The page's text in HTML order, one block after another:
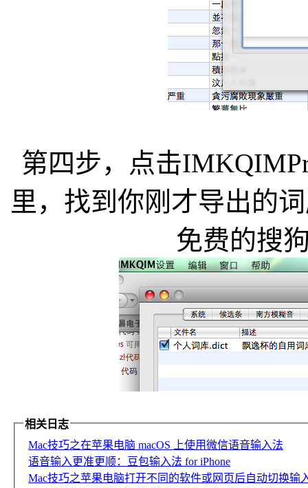
第四步，点击
里，找到你刚才导出的
免费的搜
相关日志
Mac技巧之在苹果电脑 macOS 上使用微信语音输入法
语音输入更准更顺：豆包输入法 for iPhone
Mac技巧之苹果电脑打开不同的软件或网页后自动切换输